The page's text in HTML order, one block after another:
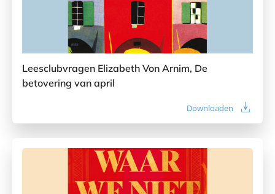
Leesclubvragen Elizabeth Von Arnim, De
betovering van april
Downloaden